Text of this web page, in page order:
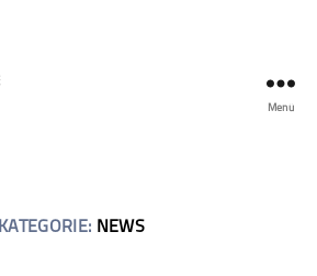
Menü
KATEGORIE: NEWS